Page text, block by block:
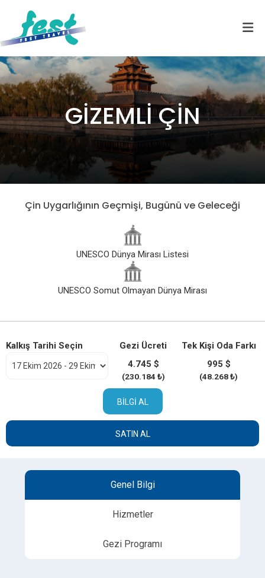
GİZEMLİ ÇİN
Çin Uygarlığının Geçmişi, Bugünü ve Geleceği
UNESCO Dünya Mirası Listesi
UNESCO Somut Olmayan Dünya Mirası
Kalkış Tarihi Seçin
Gezi Ücreti
4.745 $
(230.184 ₺)
Tek Kişi Oda Farkı
995 $
(48.268 ₺)
BILGI AL
SATIN AL
Genel Bilgi
Hizmetler
Gezi Programı